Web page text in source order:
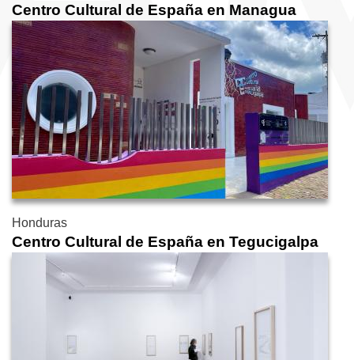
Centro Cultural de España en Managua
Honduras
Centro Cultural de España en Tegucigalpa